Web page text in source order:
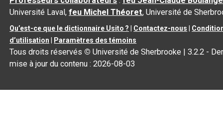
Université Laval,feu Michel Théoret, Université de
Qu’est-ce que le dictionnaire Usito ? Contactez-nous
d’utilisation
Paramètres des témoins
Tous droits réservés © Université de Sherbrooke |3.2.2 -
mise à jour du contenu :2026-08-03